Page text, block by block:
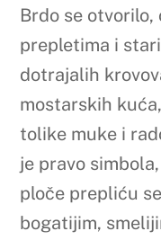
Brdo se
prepletima i
dotrajalih
mostarskih
tolike muke i
je pravo
ploče prepliću
bogatijim,